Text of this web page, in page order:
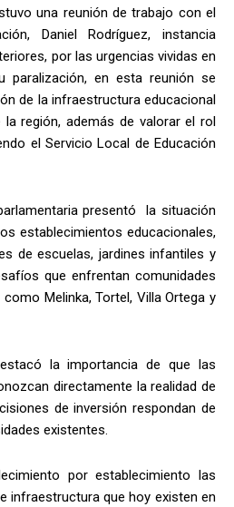
una reunión de trabajo con el
Daniel Rodríguez, instancia
por las urgencias vividas en
paralización, en esta reunión se
de la infraestructura educacional
región, además de valorar el rol
el Servicio Local de Educación
presentó la situación
establecimientos educacionales,
de escuelas, jardines infantiles y
que enfrentan comunidades
Melinka, Tortel, Villa Ortega y
la importancia de que las
directamente la realidad de
de inversión respondan de
existentes.
por establecimiento las
infraestructura que hoy existen en